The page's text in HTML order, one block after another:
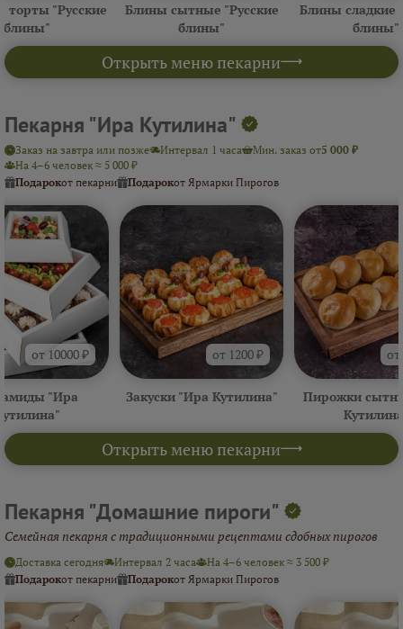
Открыть меню пекарни
торты "Русские
блины"
Блины сытные "Русские
блины"
Блины сладкие
блины"
Пекарня "Ира Кутилина"
Открыть меню пекарни
Заказ на завтра или позже Интервал 1 часа Мин. заказ от5 000 ₽
На 4–6 человек ≈ 5 000 ₽
Подарокот пекарни Подарокот Ярмарки Пирогов
от 10000 ₽
"Ира
от 1200 ₽
Закуски "Ира Кутилина"
от
Пирожки
Пекарня "Домашние пироги"
Семейная пекарня с традиционными рецептами сдобных пирогов
Доставка сегодня Интервал 2 часа
На 4–6 человек ≈ 3 500 ₽
Подарокот пекарни Подарокот Ярмарки Пирогов